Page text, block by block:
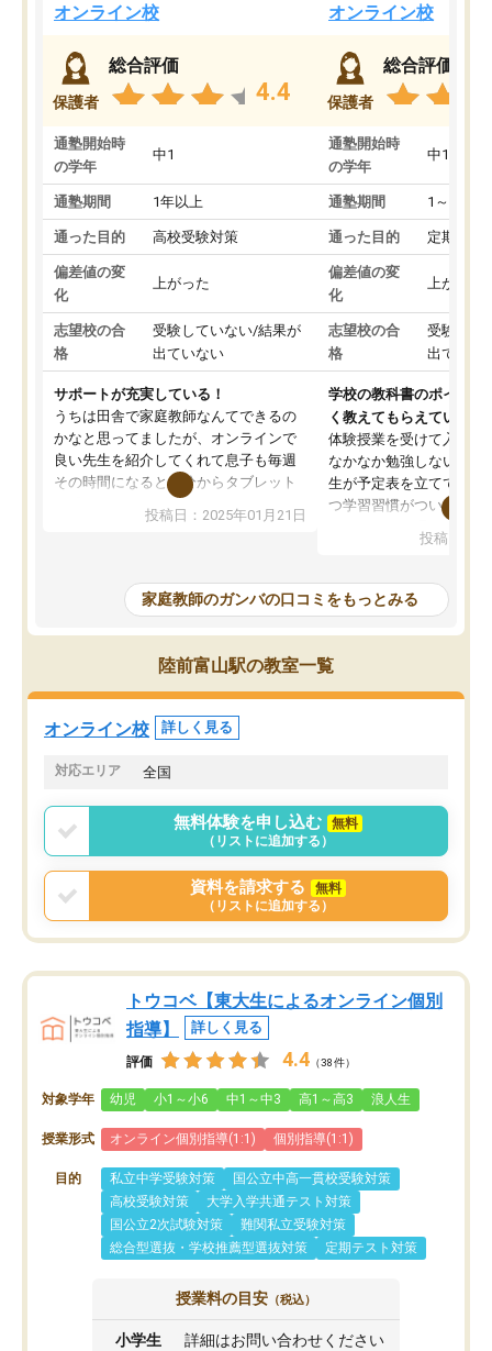
オンライン校
保護者
総合評価
4.4
通塾開始時
の学年
中1
通塾期間 1年以上
通った目的 高校受験対策
偏差値の変
化
上がった
志望校の合
格
受験していない/結果が
出ていない
サポートが充実している！
うちは田舎で家庭教師なんてできるの
かなと思ってましたが、オンラインで
良い先生を紹介してくれて息子も毎週
その時間になると自分からタブレット
を開いてzoomを繋げるようになりまし
た！5科目なんでもOKなのもとても気
めて1年ほどだった今では平均点以上の
科目が増えてきました！あと1年受験ま
であるので無料の週末教室を使用しな
がら頑張って欲しいと思います！
投稿日：2025年01月21日
オンライン校
保護者
総合評価
通塾開始時
の学年
中1
通塾期間 1～3ヵ月
通った目的 定期テス
偏差値の変
化
上がった
志望校の合
格
受験して
出ていな
学校の教科書のポイント
く教えてもらえている
体験授業を受けて入塾し
なかなか勉強しない息子
生が予定表を立ててくれ
つ学習習慣がついてきま
指導が無い日も予定表
問できるのでとても助か
投稿日：
家庭教師のガンバの口コミをもっとみる
陸前富山駅の教室一覧
オンライン校 詳しく見る
対応エリア 全国
無料体験を申し込む
無料
（リストに追加する）
資料を請求する
無料
（リストに追加する）
トウコベ【東大生によるオンライン個別
指導】
詳しく見る
評価 4.4 （38件）
対象学年 幼児 小1～小6 中1～中3 高1～高3 浪人生
授業形式 オンライン個別指導(1:1) 個別指導(1:1)
目的 私立中学受験対策
国公立中高一貫校受験対策
高校受験対策
大学入学共通テスト対策
国公立2次試験対策
難関私立受験対策
総合型選抜・学校推薦型選抜対策
定期テスト対策
授業料の目安 （税込）
小学生 詳細はお問い合わせください